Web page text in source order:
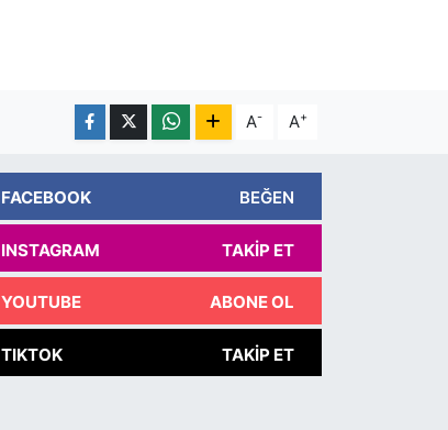
A- A+
FACEBOOK BEĞEN
INSTAGRAM TAKIP ET
YOUTUBE ABONE OL
TIKTOK TAKIP ET